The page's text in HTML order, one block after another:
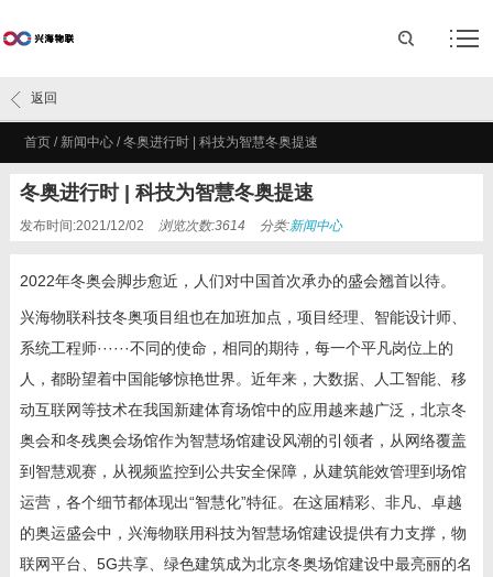
首页 / 新闻中心 /冬奥进行时 | 科技为智慧冬奥提速
返回
冬奥进行时 | 科技为智慧冬奥提速
发布时间:2021/12/02 浏览次数:3614 分类:新闻中心
2022年冬奥会脚步愈近，人们对中国首次承办的盛会翘首以待。
兴海物联科技冬奥项目组也在加班加点，项目经理、智能设计师、
系统工程师······不同的使命，相同的期待，每一个平凡岗位上的
人，都盼望着中国能够惊艳世界。近年来，大数据、人工智能、移
动互联网等技术在我国新建体育场馆中的应用越来越广泛，北京冬
奥会和冬残奥会场馆作为智慧场馆建设风潮的引领者，从网络覆盖
到智慧观赛，从视频监控到公共安全保障，从建筑能效管理到场馆
运营，各个细节都体现出“智慧化”特征。在这届精彩、非凡、卓越
的奥运盛会中，兴海物联用科技为智慧场馆建设提供有力支撑，物
联网平台、 5G共享、绿色建筑成为北京冬奥场馆建设中最亮丽的名